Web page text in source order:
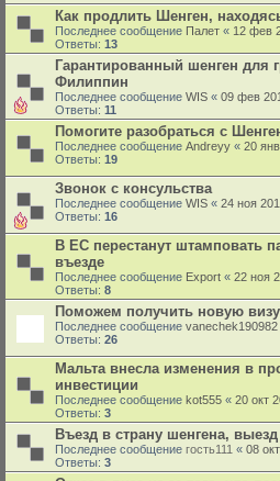
Как продлить Шенген,
Последнее сообщение Палет « 12 фев
Ответы: 13
Гарантированный шенген для
Филиппин
Последнее сообщение WIS « 09 фев
Ответы: 11
Помогите разобраться с
Последнее сообщение Andreyy « 20
Ответы: 19
Звонок с консульства
Последнее сообщение WIS « 24 ноя
Ответы: 16
В ЕС перестанут штамповать
въезде
Последнее сообщение Export « 22 ноя
Ответы: 8
Поможем получить новую
Последнее сообщение vanechek190982
Ответы: 26
Мальта внесла изменения в
инвестиции
Последнее сообщение kot555 « 20 окт
Ответы: 3
Въезд в страну шенгена,
Последнее сообщение гость111 « 08
Ответы: 3